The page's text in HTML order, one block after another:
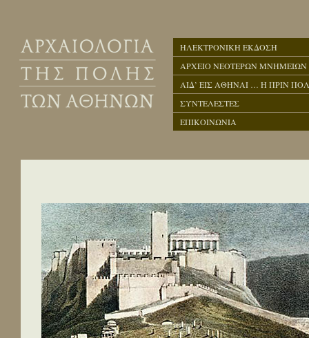
ΗΛΕΚΤΡΟΝΙΚΗ ΕΚΔΟΣΗ
ΑΡΧΕΙΟ ΝΕΟΤΕΡΩΝ ΜΝΗΜΕΙΩΝ
ΑΙΔ’ ΕΙΣ ΑΘΗΝΑΙ … Η ΠΡΙΝ
ΣΥΝΤΕΛΕΣΤΕΣ
ΕΠΙΚΟΙΝΩΝΙΑ